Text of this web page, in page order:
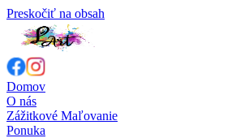
Preskočiť na obsah
Domov
O nás
Zážitkové Maľovanie
Ponuka